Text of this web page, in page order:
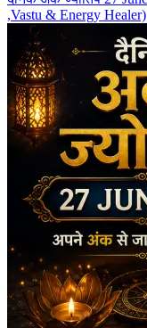
,Vastu & Energy Healer)